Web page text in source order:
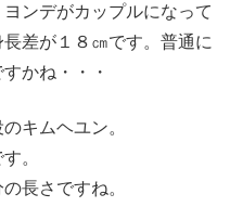
ンデがカップルになって
差が１８㎝です。普通に
かね・・・
キムヘユン。
。
長さですね。